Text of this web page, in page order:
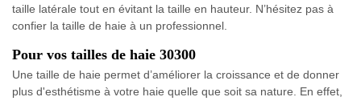
taille latérale tout en évitant la taille en hauteur. N’hésitez pas à
confier la taille de haie à un professionnel.
Pour vos tailles de haie 30300
Une taille de haie permet d’améliorer la croissance et de donner
plus d'esthétisme à votre haie quelle que soit sa nature. En effet,